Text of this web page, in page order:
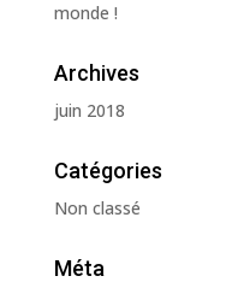
monde !
Archives
juin 2018
Catégories
Non classé
Méta